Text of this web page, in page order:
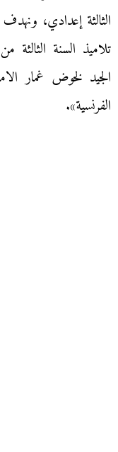
الثالثة إعدادي،
تلاميذ السنة الثالثة
الجيد لخوض غمار
الفرنسية».